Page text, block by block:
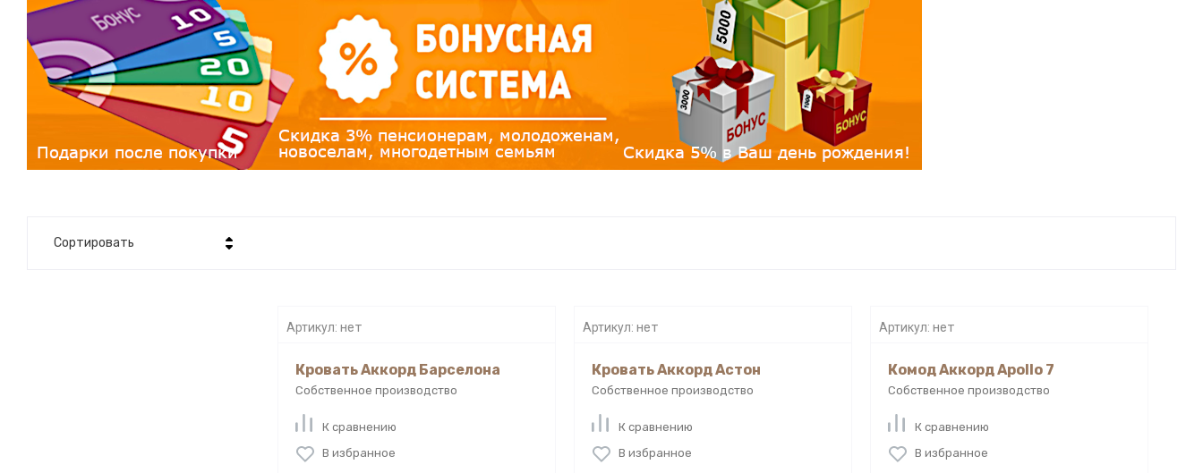
Сортировать
Артикул: нет
Кровать Аккорд Барселона
Собственное производство
К сравнению
В избранное
Артикул: нет
Кровать Аккорд Астон
Собственное производство
К сравнению
В избранное
Артикул: нет
Комод Аккорд Apollo 7
Собственное производство
К сравнению
В избранное